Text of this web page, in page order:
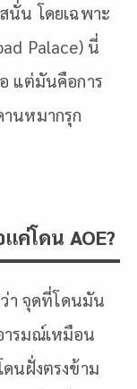
นั่น โดยเฉพาะ
Palace) นี่
แต่มันคือการ
นหมากรุก
ค่โดน AOE?
า จุดที่โดนมัน
ารมณ์เหมือน
ดนฝั่งตรงข้าม